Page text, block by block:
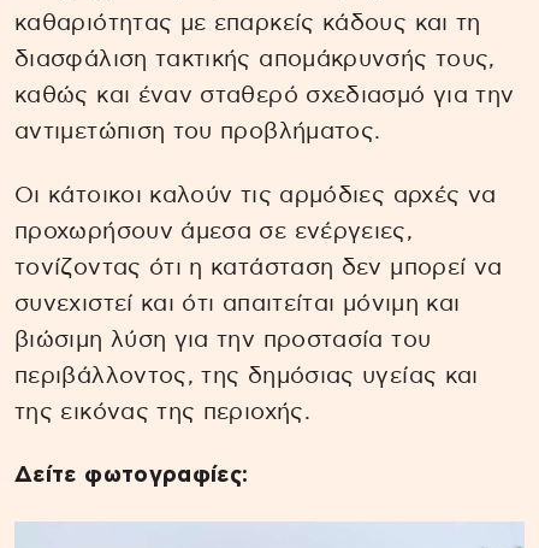
καθαριότητας με επαρκείς κάδους και τη
διασφάλιση τακτικής απομάκρυνσής τους,
καθώς και έναν σταθερό σχεδιασμό για την
αντιμετώπιση του προβλήματος.
Οι κάτοικοι καλούν τις αρμόδιες αρχές να
προχωρήσουν άμεσα σε ενέργειες,
τονίζοντας ότι η κατάσταση δεν μπορεί να
συνεχιστεί και ότι απαιτείται μόνιμη και
βιώσιμη λύση για την προστασία του
περιβάλλοντος, της δημόσιας υγείας και
της εικόνας της περιοχής.
Δείτε φωτογραφίες: